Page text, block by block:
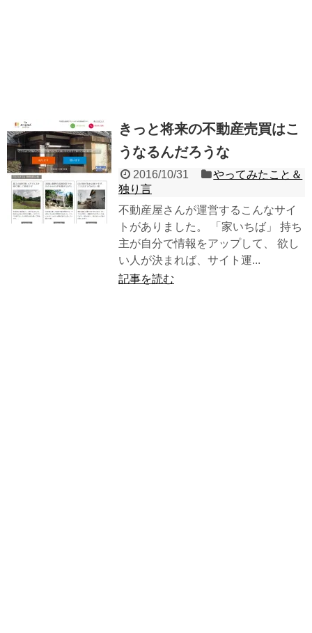
きっと将来の不動産売買はこ
うなるんだろうな
2016/10/31
やってみたこと＆
独り言
不動産屋さんが運営するこんなサイ
トがありました。 「家いちば」 持ち
主が自分で情報をアップして、 欲し
い人が決まれば、サイト運...
記事を読む